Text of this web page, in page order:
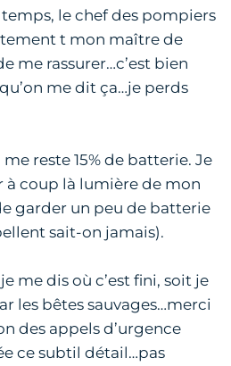
le chef des pompiers
t mon maître de
me rassurer…c’est bien
me dit ça…je perds
reste 15% de batterie. Je
à coup là lumière de mon
garder un peu de batterie
sait-on jamais).
me dis où c’est fini, soit je
les bêtes sauvages…merci
des appels d’urgence
ce subtil détail…pas